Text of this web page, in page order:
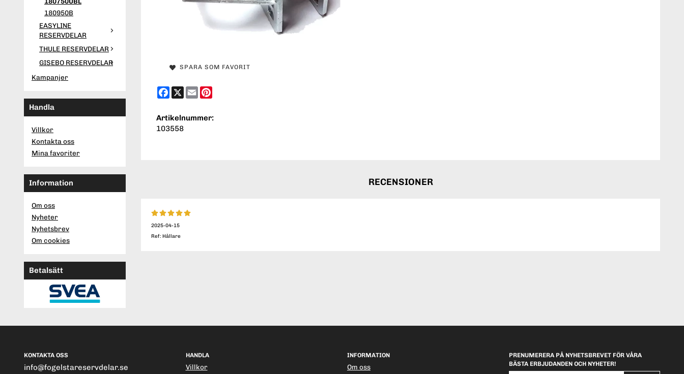
180950B
EASYLINE
RESERVDELAR
THULE RESERVDELAR
GISEBO RESERVDELAR
Kampanjer
Handla
Villkor
Kontakta oss
Mina favoriter
Information
Om oss
Nyheter
Nyhetsbrev
Om cookies
Betalsätt
SPARA SOM FAVORIT
Facebook
X Email
Artikelnummer:
103558
RECENSIONER
2025-04-15
Ref: Hållare
KONTAKTA OSS
info@fogelstareservdelar.se
HANDLA
Villkor
INFORMATION
Om oss
PRENUMERERA PÅ NYHETSBREVET FÖR VÅRA
BÄSTA ERBJUDANDEN OCH NYHETER!